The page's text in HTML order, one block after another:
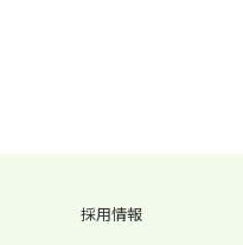
採用情報